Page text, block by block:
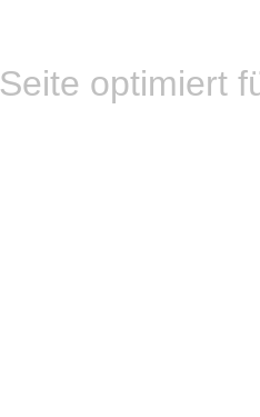
Seite optimiert